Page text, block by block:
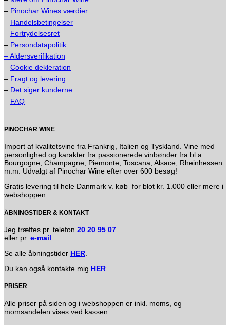
– Pinochar Wines værdier
– Handelsbetingelser
– Fortrydelsesret
– Persondatapolitik
– Aldersverifikation
– Cookie dekleration
– Fragt og levering
– Det siger kunderne
– FAQ
PINOCHAR WINE
Import af kvalitetsvine fra Frankrig, Italien og Tyskland. Vine med
personlighed og karakter fra passionerede vinbønder fra bl.a.
Bourgogne, Champagne, Piemonte, Toscana, Alsace, Rheinhessen
m.m. Udvalgt af Pinochar Wine efter over 600 besøg!
Gratis levering til hele Danmark v. køb for blot kr. 1.000 eller mere i
webshoppen.
ÅBNINGSTIDER & KONTAKT
Jeg træffes pr. telefon 20 20 95 07
eller pr. e-mail
Se alle åbningstider HER
Du kan også kontakte mig HER
PRISER
Alle priser på siden og i webshoppen er inkl. moms, og
momsandelen vises ved kassen.